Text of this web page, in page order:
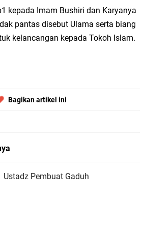
kepada Imam Bushiri dan Karyanya
pantas disebut Ulama serta biang
kelancangan kepada Tokoh Islam.
Bagikan artikel ini
Ustadz Pembuat Gaduh